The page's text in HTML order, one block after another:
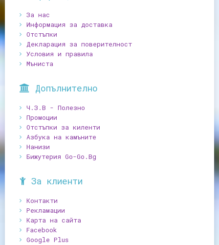
За нас
Информация за доставка
Отстъпки
Декларация за поверителност
Условия и правила
Мъниста
Допълнително
Ч.З.В - Полезно
Промоции
Отстъпки за киленти
Азбука на камъните
Нанизи
Бижутерия Go-Go.Bg
За клиенти
Контакти
Рекламации
Карта на сайта
Facebook
Google Plus